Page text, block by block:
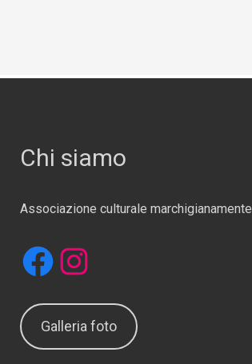
Chi siamo
Associazione culturale marchigianamente
Facebook
Instagram
Galleria foto